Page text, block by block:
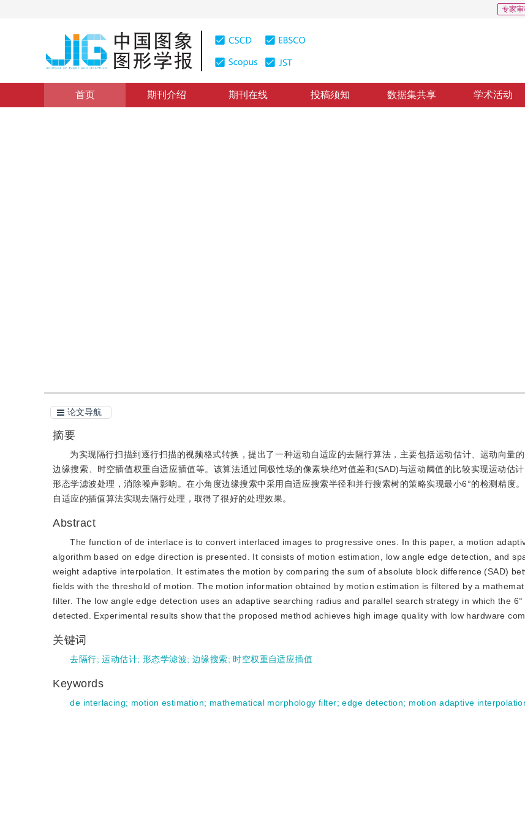
专家审
首页 期刊介绍 期刊在线 投稿须知 数据集共享 学术活动
论文导航
摘要
为实现隔行扫描到逐行扫描的视频格式转换，提出了一种运动自适应的去隔行算法，主要包括运动估计、运动向量
边缘搜索、时空插值权重自适应插值等。该算法通过同极性场的像素块绝对值差和(SAD)与运动阈值的比较实现运动估
形态学滤波处理，消除噪声影响。在小角度边缘搜索中采用自适应搜索半径和并行搜索树的策略实现最小6°的检测精度
自适应的插值算法实现去隔行处理，取得了很好的处理效果。
Abstract
The function of de interlace is to convert interlaced images to progressive ones. In this paper, a motion
algorithm based on edge direction is presented. It consists of motion estimation, low angle edge detection, and
weight adaptive interpolation. It estimates the motion by comparing the sum of absolute block difference (SAD)
fields with the threshold of motion. The motion information obtained by motion estimation is filtered by a
filter. The low angle edge detection uses an adaptive searching radius and parallel search strategy in which the
detected. Experimental results show that the proposed method achieves high image quality with low hardware
关键词
去隔行;运动估计; 形态学滤波; 边缘搜索; 时空权重自适应插值
Keywords
de interlacing; motion estimation; mathematical morphology filter;edge detection; motion adaptive